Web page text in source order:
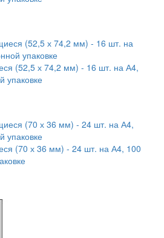
(52,5 х 74,2 мм) - 16 шт. на А4,
упаковке
(70 х 36 мм) - 24 шт. на А4, 100